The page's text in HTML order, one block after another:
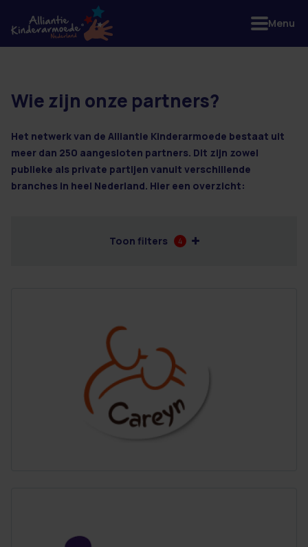
8 resultaten
Wie zijn onze partners?
Het netwerk van de Alliantie Kinderarmoede bestaat uit
meer dan 250 aangesloten partners. Dit zijn zowel
publieke als private partijen vanuit verschillende
branches in heel Nederland. Hier een overzicht:
Toon filters 4
Menu